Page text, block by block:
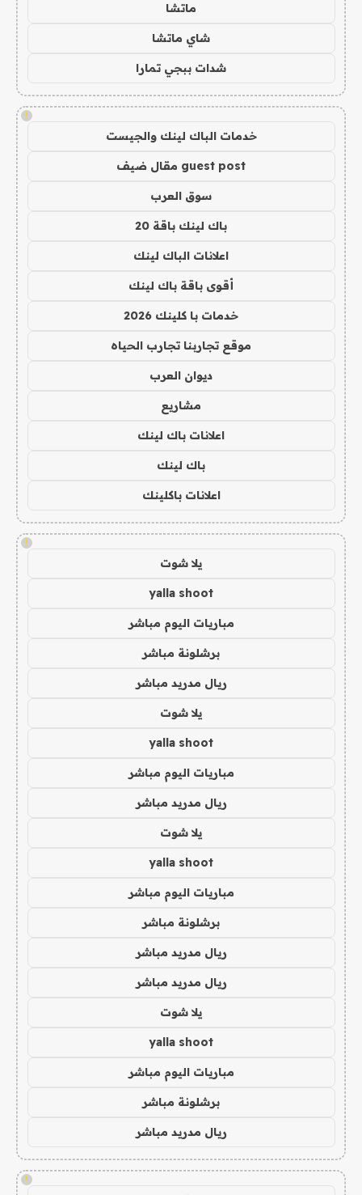
ماتشا
شاي ماتشا
شدات ببجي تمارا
!
خدمات الباك لينك والجيست
guest post مقال ضيف
سوق العرب
باك لينك باقة 20
اعلانات الباك لينك
أقوى باقة باك لينك
خدمات با كلينك 2026
موقع تجاربنا تجارب الحياه
ديوان العرب
مشاريع
اعلانات باك لينك
باك لينك
اعلانات باكلينك
!
يلا شوت
yalla shoot
مباريات اليوم مباشر
برشلونة مباشر
ريال مدريد مباشر
يلا شوت
yalla shoot
مباريات اليوم مباشر
ريال مدريد مباشر
يلا شوت
yalla shoot
مباريات اليوم مباشر
برشلونة مباشر
ريال مدريد مباشر
ريال مدريد مباشر
يلا شوت
yalla shoot
مباريات اليوم مباشر
برشلونة مباشر
ريال مدريد مباشر
!